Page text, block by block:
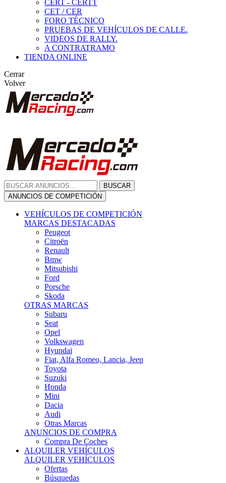
CERT - CERTT
CET / CER
FORO TÉCNICO
PRUEBAS DE VEHÍCULOS DE CALLE.
VIDEOS DE RALLY.
A CONTRATRAMO
TIENDA ONLINE
Cerrar
Volver
BUSCAR
ANUNCIOS DE COMPETICIÓN
VEHÍCULOS DE COMPETICIÓN
MARCAS DESTACADAS
Peugeot
Citroën
Renault
Bmw
Mitsubishi
Ford
Porsche
Skoda
OTRAS MARCAS
Subaru
Seat
Opel
Volkswagen
Hyundai
Fiat, Alfa Romeo, Lancia, Jeep
Toyota
Suzuki
Honda
Mini
Dacia
Audi
Otras Marcas
ANUNCIOS DE COMPRA
Compra De Coches
ALQUILER VEHÍCULOS
ALQUILER VEHÍCULOS
Ofertas
Búsquedas
PERSONAL